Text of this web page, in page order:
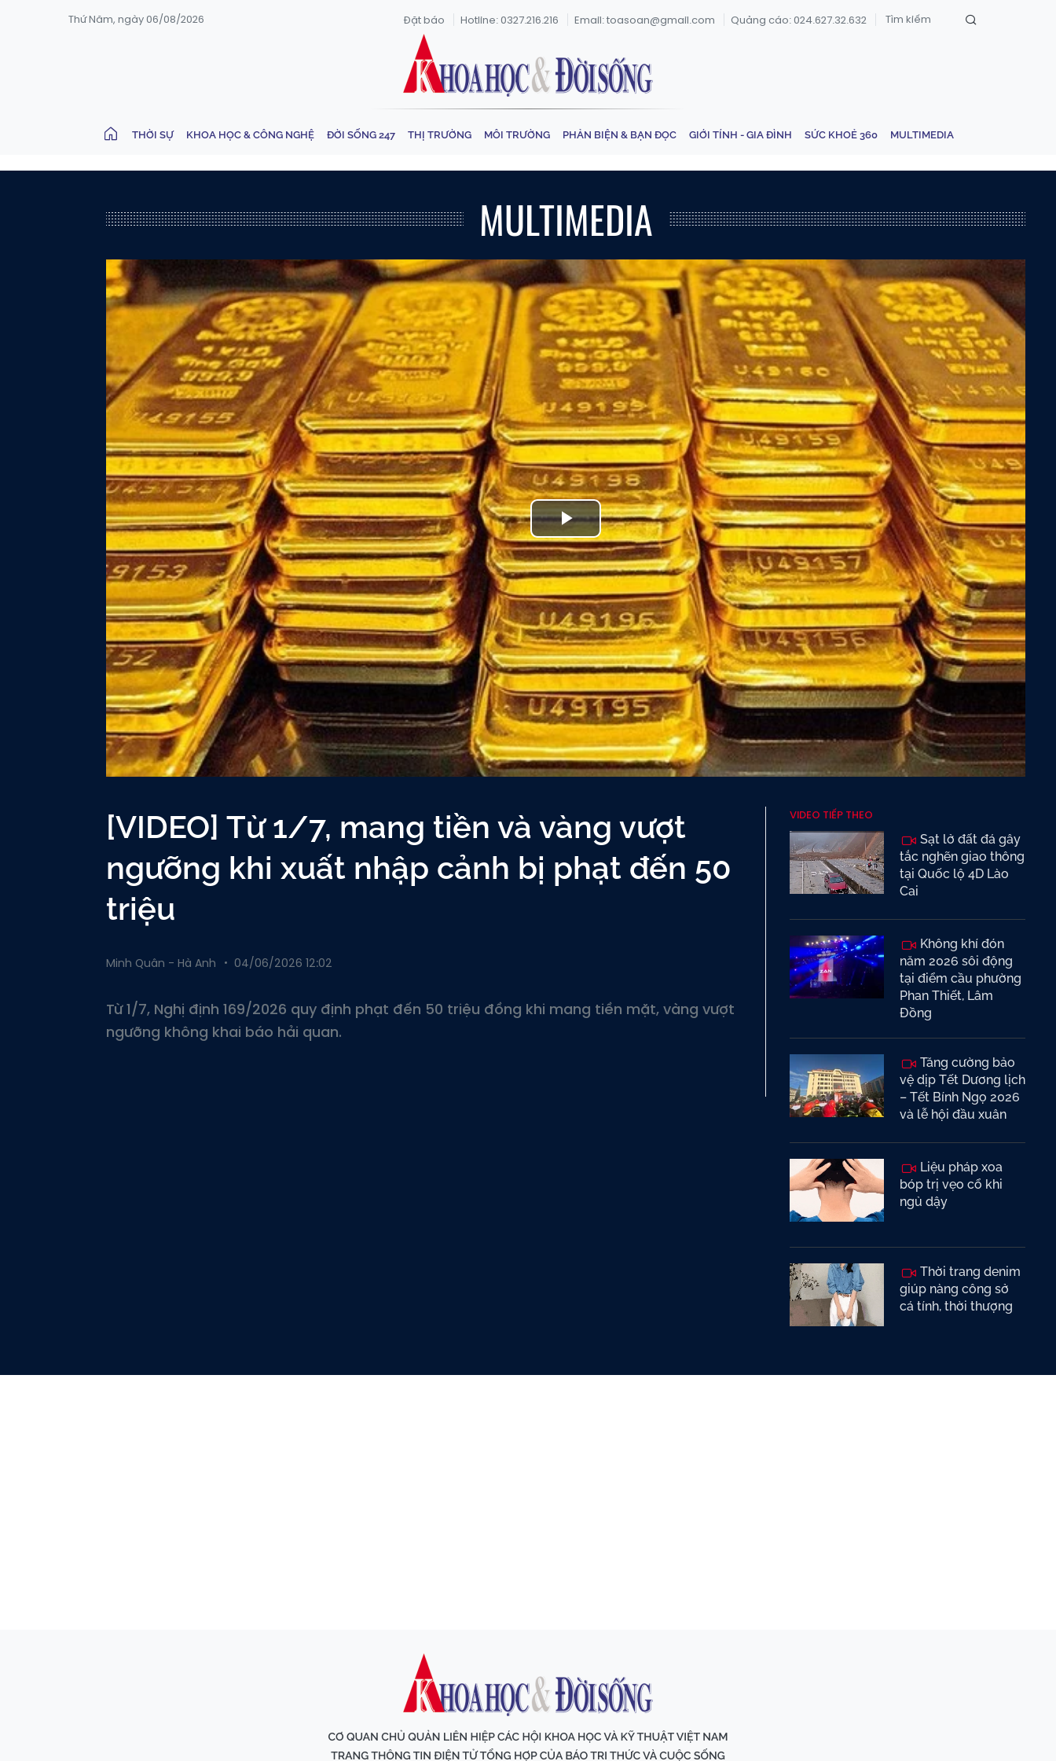
Thứ Năm, ngày 06/08/2026 Đặt báo Hotline: 0327.216.216 Email: toasoan@gmail.com Quảng cáo: 024.627.32.632
THỜI SỰ KHOA HỌC & CÔNG NGHỆ ĐỜI SỐNG 247 THỊ TRƯỜNG MÔI TRƯỜNG PHẢN BIỆN & BẠN ĐỌC GIỚI TÍNH - GIA ĐÌNH SỨC KHOẺ 360 MULTIMEDIA
MULTIMEDIA
Play
Video
[VIDEO] Từ 1/7, mang tiền và vàng vượt
ngưỡng khi xuất nhập cảnh bị phạt đến 50
triệu
Minh Quân - Hà Anh 04/06/2026 12:02
Từ 1/7, Nghị định 169/2026 quy định phạt đến 50 triệu đồng khi mang tiền mặt, vàng vượt
ngưỡng không khai báo hải quan.
VIDEO TIẾP THEO
Sạt lở đất đá gây
tắc nghẽn giao thông
tại Quốc lộ 4D Lào
Cai
Không khí đón
năm 2026 sôi động
tại điểm cầu phường
Phan Thiết, Lâm
Đồng
Tăng cường bảo
vệ dịp Tết Dương lịch
– Tết Bính Ngọ 2026
và lễ hội đầu xuân
Liệu pháp xoa
bóp trị vẹo cổ khi
ngủ dậy
Thời trang denim
giúp nàng công sở
cá tính, thời thượng